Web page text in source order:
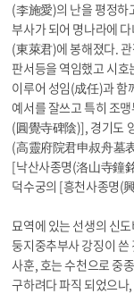
(李施愛)의 난을 평정하
부사가 되어 명나라에
(東萊君)에 봉해졌다.
판서등을 역임했고 시
이루어 성임(成任)과 함
예서를 잘쓰고 특히 조
(圓覺寺碑陰)], 경기도
(高靈府院君申叔舟墓
[낙산사종명(洛山寺鐘
덕수궁의 [흥천사종명(
묘역에 있는 선생의 신
둥지중추부사 강징이
사훈, 호는 수천으로 중
구하려다 파직 되었으나